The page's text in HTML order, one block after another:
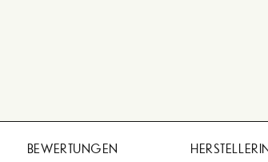
BEWERTUNGEN